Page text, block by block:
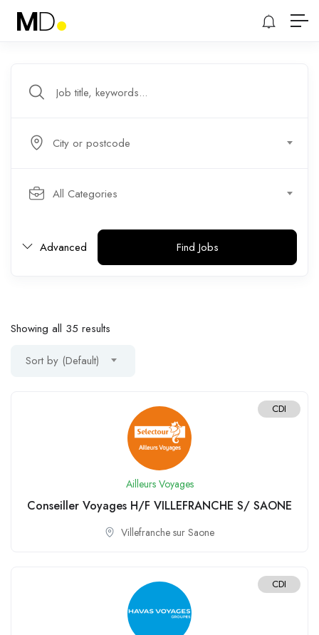
City or postcode
All Categories
Advanced Find Jobs
Showing all 35 results
Sort by (Default)
CDI
Ailleurs Voyages
Conseiller Voyages H/F VILLEFRANCHE S/ SAONE
Villefranche sur Saone
CDI